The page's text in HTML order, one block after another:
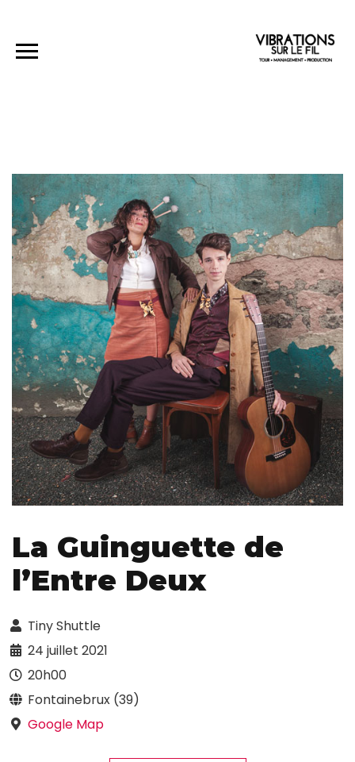
La Guinguette de
l’Entre Deux
Tiny Shuttle
24 juillet 2021
20h00
Fontainebrux (39)
Google Map